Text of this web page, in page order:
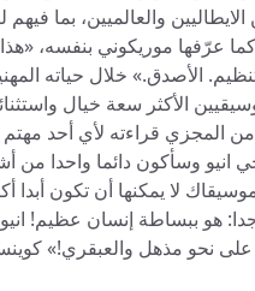
والعالميين، بما فيهم
عرّفها موريكوني بنفسه،
الأصدق.» خلال حياته
الأكثر سعة خيال
المجزي قراءته لأي أحد
انيو وسأكون دائما
لا يمكنها أن تكون أبدا
هو ببساطة إنسان عظيم! انيو
نحو مذهل والعبقري!»